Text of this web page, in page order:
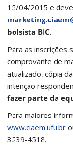
15/04/2015 e
bolsista BIC.
Para as inscrições
comprovante de
atualizado, cópia
intenção
fazer parte da
Para maiores
www.ciaem.ufu.br
3239-4518.